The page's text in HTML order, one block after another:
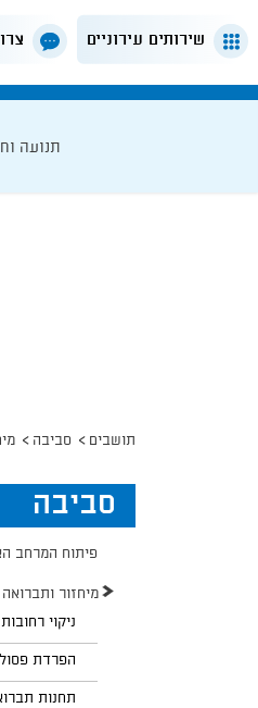
שירותים עירוניים
תנועה
תושבים סביבה
סביבה
פיתוח המרחב
מיחזור ותברואה
ניקוי
הפרדת
תחנות